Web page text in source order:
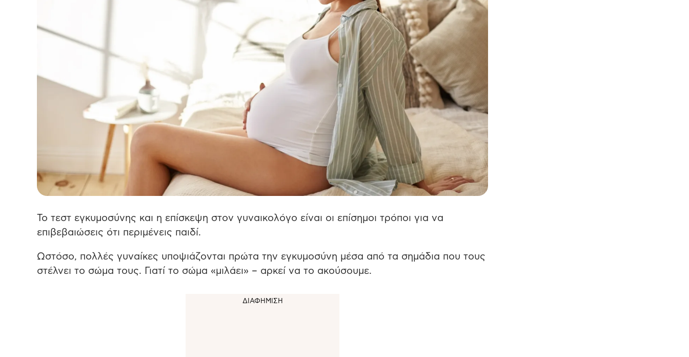
Το τεστ εγκυμοσύνης και η επίσκεψη στον γυναικολόγο είναι οι επίσημοι τρόποι για να
επιβεβαιώσεις ότι περιμένεις παιδί.
Ωστόσο, πολλές γυναίκες υποψιάζονται πρώτα την εγκυμοσύνη μέσα από τα σημάδια που τους
στέλνει το σώμα τους. Γιατί το σώμα «μιλάει» – αρκεί να το ακούσουμε.